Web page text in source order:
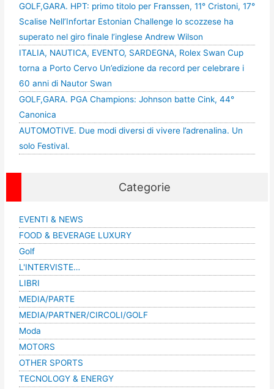
GOLF,GARA. HPT: primo titolo per Franssen, 11° Cristoni, 17°
Scalise Nell’Infortar Estonian Challenge lo scozzese ha
superato nel giro finale l’inglese Andrew Wilson
ITALIA, NAUTICA, EVENTO, SARDEGNA, Rolex Swan Cup
torna a Porto Cervo Un’edizione da record per celebrare i
60 anni di Nautor Swan
GOLF,GARA. PGA Champions: Johnson batte Cink, 44°
Canonica
AUTOMOTIVE. Due modi diversi di vivere l’adrenalina. Un
solo Festival.
Categorie
EVENTI & NEWS
FOOD & BEVERAGE LUXURY
Golf
L'INTERVISTE…
LIBRI
MEDIA/PARTE
MEDIA/PARTNER/CIRCOLI/GOLF
Moda
MOTORS
OTHER SPORTS
TECNOLOGY & ENERGY